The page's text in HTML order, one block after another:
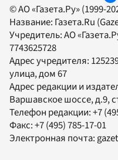
© АО «Газета.Ру» (1999-
Название: Газета.Ru
Учредитель:АО
7743625728
Адрес учредителя:
улица, дом 67
Адрес редакции и
Варшавское шоссе, д.9,
Телефон редакции:+7
Факс:+7 (495) 785-17-01
Электронная почта: